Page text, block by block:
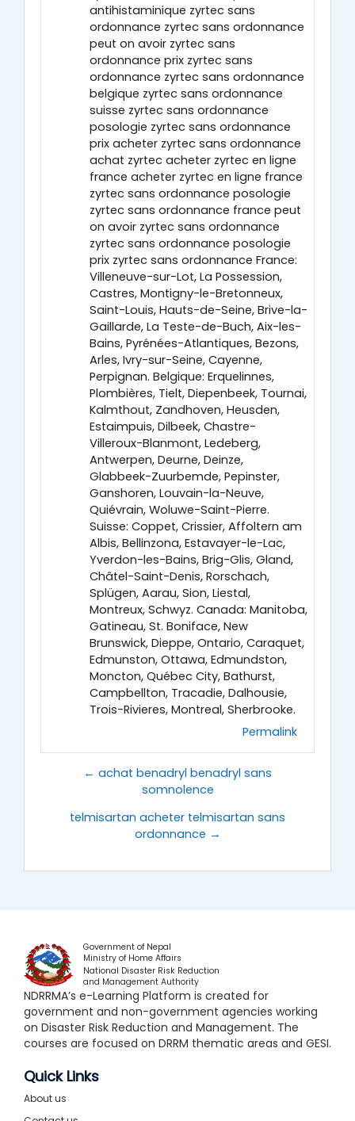
antihistaminique zyrtec sans
ordonnance zyrtec sans ordonnance
peut on avoir zyrtec sans
ordonnance prix zyrtec sans
ordonnance zyrtec sans ordonnance
belgique zyrtec sans ordonnance
suisse zyrtec sans ordonnance
posologie zyrtec sans ordonnance
prix acheter zyrtec sans ordonnance
achat zyrtec acheter zyrtec en ligne
france acheter zyrtec en ligne france
zyrtec sans ordonnance posologie
zyrtec sans ordonnance france peut
on avoir zyrtec sans ordonnance
zyrtec sans ordonnance posologie
prix zyrtec sans ordonnance France:
Villeneuve-sur-Lot, La Possession,
Castres, Montigny-le-Bretonneux,
Saint-Louis, Hauts-de-Seine, Brive-la-
Gaillarde, La Teste-de-Buch, Aix-les-
Bains, Pyrénées-Atlantiques, Bezons,
Arles, Ivry-sur-Seine, Cayenne,
Perpignan. Belgique: Erquelinnes,
Plombières, Tielt, Diepenbeek, Tournai,
Kalmthout, Zandhoven, Heusden,
Estaimpuis, Dilbeek, Chastre-
Villeroux-Blanmont, Ledeberg,
Antwerpen, Deurne, Deinze,
Glabbeek-Zuurbemde, Pepinster,
Ganshoren, Louvain-la-Neuve,
Quiévrain, Woluwe-Saint-Pierre.
Suisse: Coppet, Crissier, Affoltern am
Albis, Bellinzona, Estavayer-le-Lac,
Yverdon-les-Bains, Brig-Glis, Gland,
Châtel-Saint-Denis, Rorschach,
Splügen, Aarau, Sion, Liestal,
Montreux, Schwyz. Canada: Manitoba,
Gatineau, St. Boniface, New
Brunswick, Dieppe, Ontario, Caraquet,
Edmunston, Ottawa, Edmundston,
Moncton, Québec City, Bathurst,
Campbellton, Tracadie, Dalhousie,
Trois-Rivieres, Montreal, Sherbrooke.
Permalink
← achat benadryl benadryl sans
somnolence
telmisartan acheter telmisartan sans
ordonnance →
Government of Nepal
Ministry of Home Affairs
National Disaster Risk Reduction
and Management Authority
NDRRMA’s e-Learning Platform is created for
government and non-government agencies working
on Disaster Risk Reduction and Management. The
courses are focused on DRRM thematic areas and GESI.
Quick Links
About us